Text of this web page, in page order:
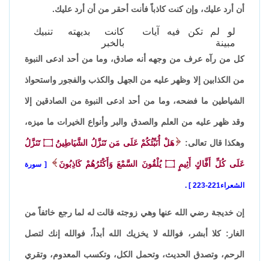
أن أرد عليك، وإن كنت كاذباً فأنت أحقر من أن أرد عليك.
لو لم تكن فيه آيات
مبينة
كانت بديهته تنبيك
بالخبر
كل من رآه عرف من وجهه أنه صادق، وما من أحد ادعى النبوة
من الكذابين إلا وظهر عليه من الجهل والكذب والفجور واستحواذ
الشياطين ما فضحه، وما من أحد ادعى النبوة من الصادقين إلا
وقد ظهر عليه من العلم والصدق والبر وأنواع الخيرات ما ميزه،
وهكذا قال تعالى: هَلْ أُنَبِّئُكُمْ عَلَى مَن تَنَزَّلُ الشَّيَاطِينُ ۝ تَنَزَّلُ
عَلَى كُلِّ أَفَّاكٍ أَثِيمٍ ۝ يُلْقُونَ السَّمْعَ وَأَكْثَرُهُمْ كَاذِبُونَ سورة
الشعراء221-223 .
إن خديجة رضي الله عنها وهي زوجته قالت له لما رجع خائفاً من
الغار: كلا أبشر، فوالله لا يخزيك الله أبداً، فوالله إنك لتصل
الرحم، وتصدق الحديث، وتحمل الكل، وتكسب المعدوم، وتقري